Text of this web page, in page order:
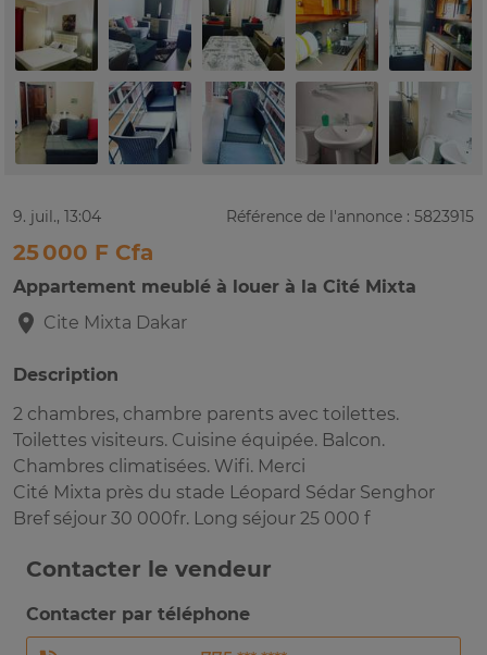
9. juil., 13:04 Référence de l'annonce : 5823915
25 000 F Cfa
Appartement meublé à louer à la Cité Mixta
Cite Mixta Dakar
Description
2 chambres, chambre parents avec toilettes.
Toilettes visiteurs. Cuisine équipée. Balcon.
Chambres climatisées. Wifi. Merci
Cité Mixta près du stade Léopard Sédar Senghor
Bref séjour 30 000fr. Long séjour 25 000 f
Contacter le vendeur
Contacter par téléphone